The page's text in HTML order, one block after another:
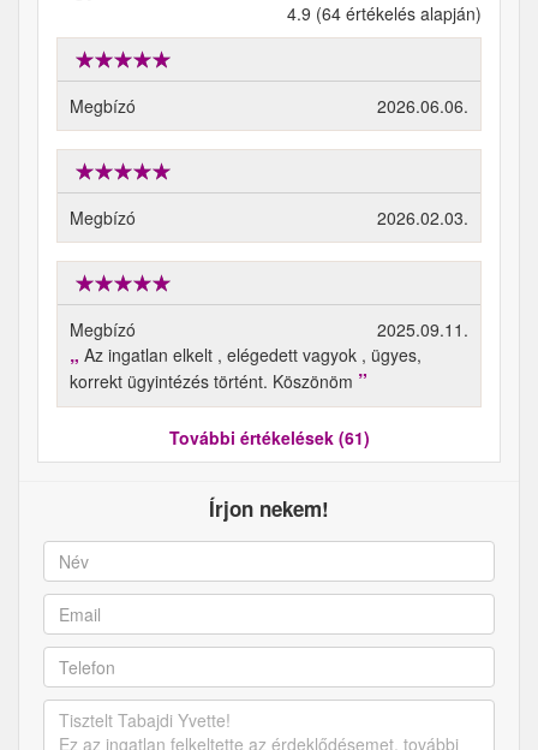
4.9 (64 értékelés alapján)
Megbízó 2026.06.06.
Megbízó 2026.02.03.
Megbízó
2025.09.11.
Az ingatlan elkelt , elégedett vagyok , ügyes,
korrekt ügyintézés történt. Köszönöm
További értékelések (61)
Írjon nekem!